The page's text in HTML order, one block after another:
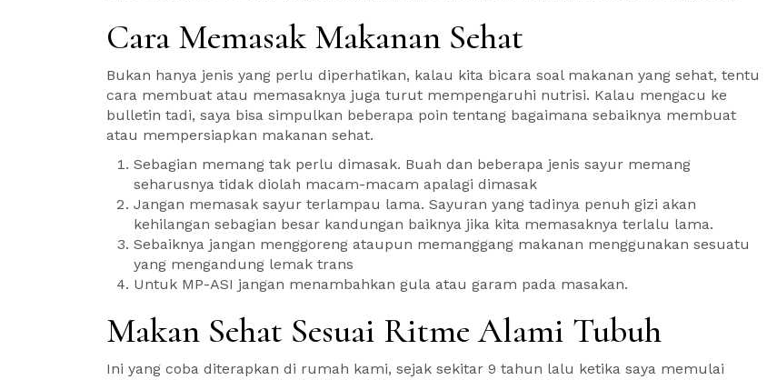
Cara Memasak Makanan Sehat
Bukan hanya jenis yang perlu diperhatikan, kalau kita bicara soal makanan yang sehat, tentu
cara membuat atau memasaknya juga turut mempengaruhi nutrisi. Kalau mengacu ke
bulletin tadi, saya bisa simpulkan beberapa poin tentang bagaimana sebaiknya membuat
atau mempersiapkan makanan sehat.
Sebagian memang tak perlu dimasak. Buah dan beberapa jenis sayur memang
seharusnya tidak diolah macam-macam apalagi dimasak
Jangan memasak sayur terlampau lama. Sayuran yang tadinya penuh gizi akan
kehilangan sebagian besar kandungan baiknya jika kita memasaknya terlalu lama.
Sebaiknya jangan menggoreng ataupun memanggang makanan menggunakan sesuatu
yang mengandung lemak trans
Untuk MP-ASI jangan menambahkan gula atau garam pada masakan.
Makan Sehat Sesuai Ritme Alami Tubuh
Ini yang coba diterapkan di rumah kami, sejak sekitar 9 tahun lalu ketika saya memulai